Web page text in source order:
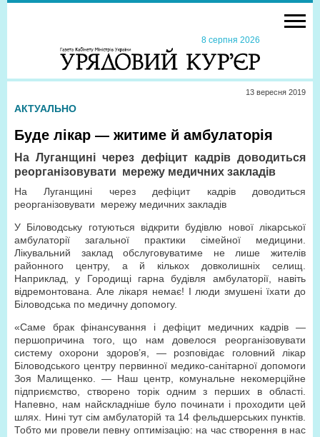
8 серпня 2026
13 вересня 2019
АКТУАЛЬНО
Буде лікар — житиме й амбулаторія
На Луганщині через дефіцит кадрів доводиться
реорганізовувати мережу медичних закладів
На Луганщині через дефіцит кадрів доводиться
реорганізовувати мережу медичних закладів
У Біловодську готуються відкрити будівлю нової лікарської
амбулаторії загальної практики сімейної медицини.
Лікувальний заклад обслуговуватиме не лише жителів
районного центру, а й кількох довколишніх селищ.
Наприклад, у Городищі гарна будівля амбулаторії, навіть
відремонтована. Але лікаря немає! І люди змушені їхати до
Біловодська по медичну допомогу.
«Саме брак фінансування і дефіцит медичних кадрів —
першопричина того, що нам довелося реорганізовувати
систему охорони здоров’я, — розповідає головний лікар
Біловодського центру первинної медико-санітарної допомоги
Зоя Малищенко. — Наш центр, комунальне некомерційне
підприємство, створено торік одним з перших в області.
Напевно, нам найскладніше було починати і проходити цей
шлях. Нині тут сім амбулаторій та 14 фельд­шерських пунктів.
Тобто ми провели певну оптимізацію: на час створення в нас